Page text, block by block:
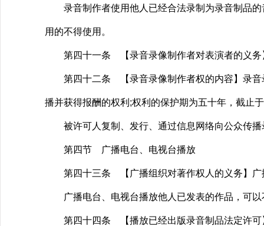
录音制作者使用他人已经合法录制为录音制品的
用的不得使用。
第四十一条 【录音录像制作者对表演者的义务
第四十二条 【录音录像制作者权的内容】录音
播并获得报酬的权利;权利的保护期为五十年，截止
被许可人复制、发行、通过信息网络向公众传播
第四节 广播电台、电视台播放
第四十三条 【广播组织对著作权人的义务】广
广播电台、电视台播放他人已发表的作品，可以
第四十四条 【播放已经出版录音制品法定许可